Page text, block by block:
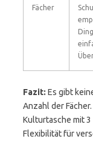
Fächer
Fazit: Es gibt
Anzahl der
Kulturtasche mit 3
Flexibilität für